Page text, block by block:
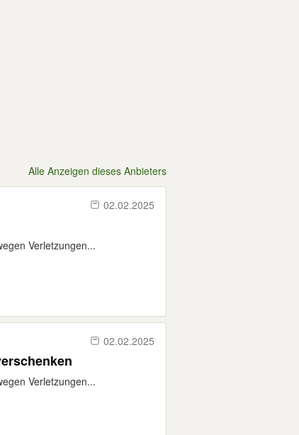
Alle Anzeigen dieses Anbieters
02.02.2025
Verletzungen...
02.02.2025
Verletzungen...